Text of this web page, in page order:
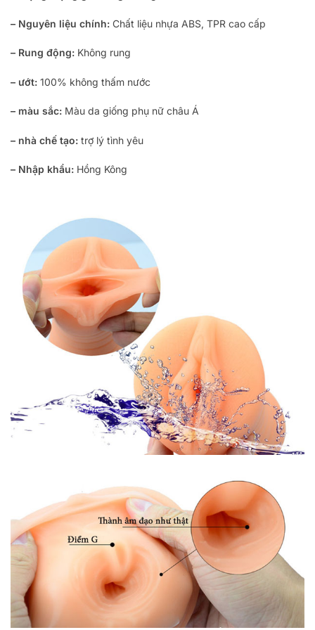
– Nguyên liệu chính: Chất liệu nhựa ABS, TPR cao cấp
– Rung động: Không rung
– ướt: 100% không thấm nước
– màu sắc: Màu da giống phụ nữ châu Á
– nhà chế tạo: trợ lý tình yêu
– Nhập khẩu: Hồng Kông